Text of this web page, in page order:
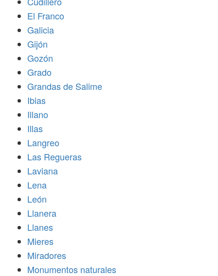
El Franco
Galicia
Gijón
Gozón
Grado
Grandas de Salime
Ibias
Illano
Illas
Langreo
Las Regueras
Laviana
Lena
León
Llanera
Llanes
Mieres
Miradores
Monumentos naturales